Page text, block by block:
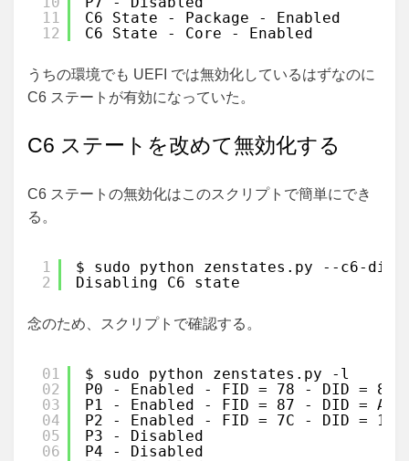
11
12
C6 State - Package - Enabled
C6 State - Core - Enabled
うちの環境でも UEFI では無効化しているはずなのに
C6 ステートが有効になっていた。
C6 ステートを改めて無効化する
C6 ステートの無効化はこのスクリプトで簡単にでき
る。
1
2
$ sudo python zenstates.py --c6-
Disabling C6 state
念のため、スクリプトで確認する。
01
02
03
04
05
06
$ sudo python zenstates.py -l
P0 - Enabled - FID = 78 - DID = 8
P1 - Enabled - FID = 87 - DID = A
P2 - Enabled - FID = 7C - DID =
P3 - Disabled
P4 - Disabled